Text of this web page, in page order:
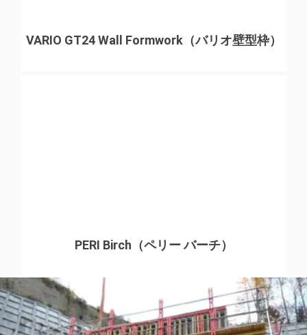
VARIO GT24 Wall Formwork（バリオ壁型枠）
PERI Birch（ペリー バーチ）